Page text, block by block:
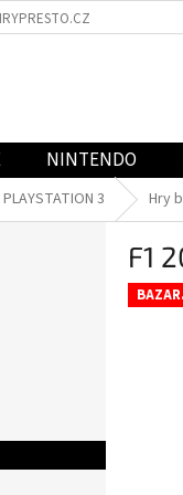
NINTENDO
PLAYSTATION 3 Hry
F1
BAZAR.